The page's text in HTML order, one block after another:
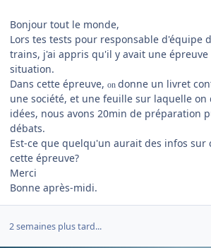
Bonjour tout le monde,
Lors tes tests pour responsable d'équipe
trains, j'ai appris qu'il y avait une épreuve
situation.
Dans cette épreuve, on donne un livret
une société, et une feuille sur laquelle on
idées, nous avons 20min de préparation
débats.
Est-ce que quelqu'un aurait des infos sur
cette épreuve?
Merci
Bonne après-midi.
2 semaines plus tard...